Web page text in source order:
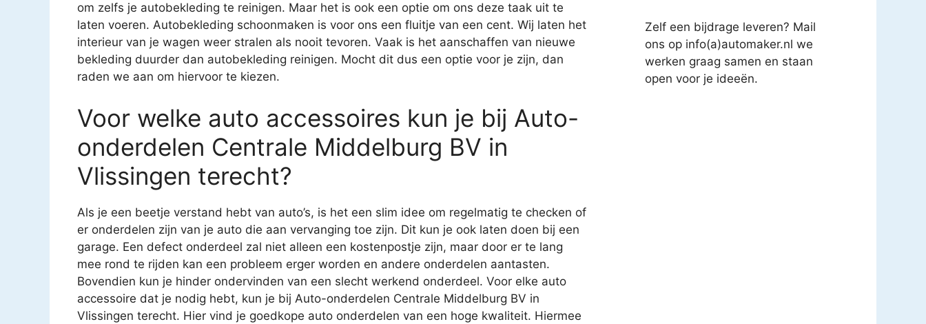
om zelfs je autobekleding te reinigen. Maar het is ook een optie om ons deze taak uit te
laten voeren. Autobekleding schoonmaken is voor ons een fluitje van een cent. Wij laten het
interieur van je wagen weer stralen als nooit tevoren. Vaak is het aanschaffen van nieuwe
bekleding duurder dan autobekleding reinigen. Mocht dit dus een optie voor je zijn, dan
raden we aan om hiervoor te kiezen.
Voor welke auto accessoires kun je bij Auto-
onderdelen Centrale Middelburg BV in
Vlissingen terecht?
Als je een beetje verstand hebt van auto’s, is het een slim idee om regelmatig te checken of
er onderdelen zijn van je auto die aan vervanging toe zijn. Dit kun je ook laten doen bij een
garage. Een defect onderdeel zal niet alleen een kostenpostje zijn, maar door er te lang
mee rond te rijden kan een probleem erger worden en andere onderdelen aantasten.
Bovendien kun je hinder ondervinden van een slecht werkend onderdeel. Voor elke auto
accessoire dat je nodig hebt, kun je bij Auto-onderdelen Centrale Middelburg BV in
Vlissingen terecht. Hier vind je goedkope auto onderdelen van een hoge kwaliteit. Hiermee
Zelf een bijdrage leveren? Mail
ons op info(a)automaker.nl we
werken graag samen en staan
open voor je ideeën.